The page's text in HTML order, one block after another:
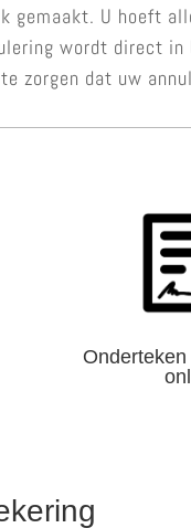
gemaakt. U hoeft
wordt direct
zorgen dat uw